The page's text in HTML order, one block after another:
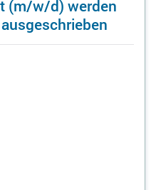
(m/w/d) werden